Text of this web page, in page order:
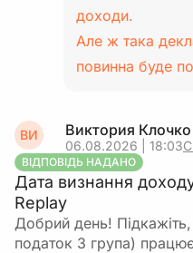
доходи.
Але ж така
повинна буде
ВИ Виктория Клочко
06.08.2026 | 18:03
ВІДПОВІДЬ НАДАНО
Дата визнання
Replay
Добрий день!
податок 3 група)